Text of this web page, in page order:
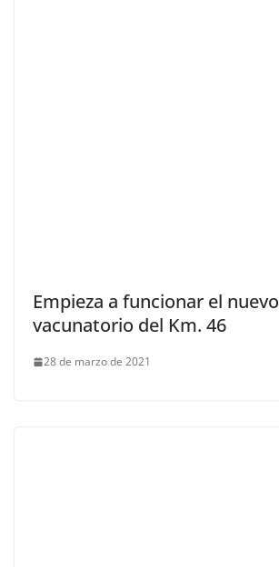
Empieza a funcionar el nuevo
vacunatorio del Km. 46
28 de marzo de 2021